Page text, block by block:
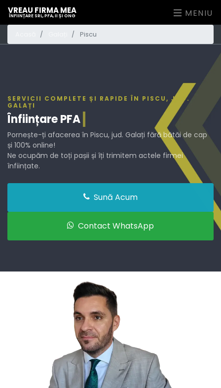
VREAU FIRMA MEA
ÎNFIINȚARE SRL, PFA, II ȘI ONG MENIU
Piscu
SERVICII COMPLETE ȘI RAPIDE ÎN PISCU, JUD.
GALAȚI
ÎnființarePFA
Pornește-ți afacerea în Piscu, jud. Galați fără bătăi de cap
și 100% online!
Ne ocupăm de toți pașii și îți trimitem actele firmei
înființate.
Sună Acum
Contact WhatsApp